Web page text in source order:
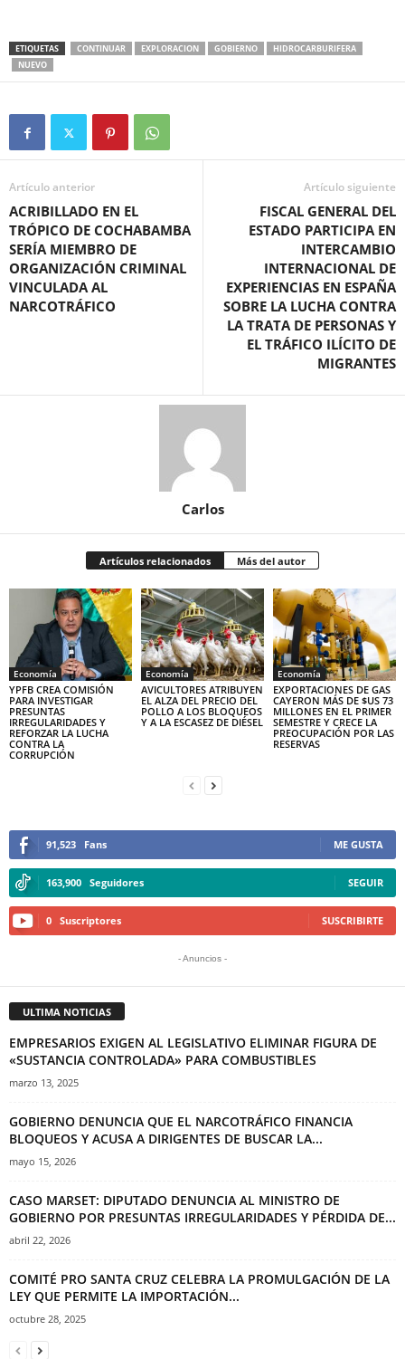
ETIQUETAS CONTINUAR EXPLORACION GOBIERNO
HIDROCARBURIFERA
NUEVO
Artículo anterior
ACRIBILLADO EN EL
TRÓPICO DE COCHABAMBA
SERÍA MIEMBRO DE
ORGANIZACIÓN CRIMINAL
VINCULADA AL
NARCOTRÁFICO
Artículo siguiente
FISCAL GENERAL DEL
ESTADO PARTICIPA EN
INTERCAMBIO
INTERNACIONAL DE
EXPERIENCIAS EN ESPAÑA
SOBRE LA LUCHA CONTRA
LA TRATA DE PERSONAS Y
EL TRÁFICO ILÍCITO DE
MIGRANTES
Carlos
Artículos relacionados Más del autor
Economía
YPFB CREA COMISIÓN
PARA INVESTIGAR
PRESUNTAS
IRREGULARIDADES Y
REFORZAR LA LUCHA
CONTRA LA
CORRUPCIÓN
Economía
AVICULTORES ATRIBUYEN
EL ALZA DEL PRECIO DEL
POLLO A LOS BLOQUEOS
Y A LA ESCASEZ DE DIÉSEL
Economía
EXPORTACIONES DE GAS
CAYERON MÁS DE $US 73
MILLONES EN EL PRIMER
SEMESTRE Y CRECE LA
PREOCUPACIÓN POR LAS
RESERVAS
91,523 Fans ME GUSTA
163,900 Seguidores SEGUIR
0 Suscriptores SUSCRIBIRTE
- Anuncios -
ULTIMA NOTICIAS
EMPRESARIOS EXIGEN AL LEGISLATIVO ELIMINAR FIGURA DE
«SUSTANCIA CONTROLADA» PARA COMBUSTIBLES
marzo 13, 2025
GOBIERNO DENUNCIA QUE EL NARCOTRÁFICO FINANCIA
BLOQUEOS Y ACUSA A DIRIGENTES DE BUSCAR LA...
mayo 15, 2026
CASO MARSET: DIPUTADO DENUNCIA AL MINISTRO DE
GOBIERNO POR PRESUNTAS IRREGULARIDADES Y PÉRDIDA DE...
abril 22, 2026
COMITÉ PRO SANTA CRUZ CELEBRA LA PROMULGACIÓN DE LA
LEY QUE PERMITE LA IMPORTACIÓN...
octubre 28, 2025